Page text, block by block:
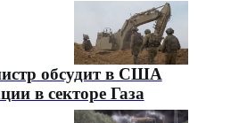
обсудит в США
в секторе Газа